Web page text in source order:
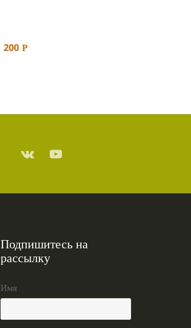
200 Р
Подпишитесь на
рассылку
Имя